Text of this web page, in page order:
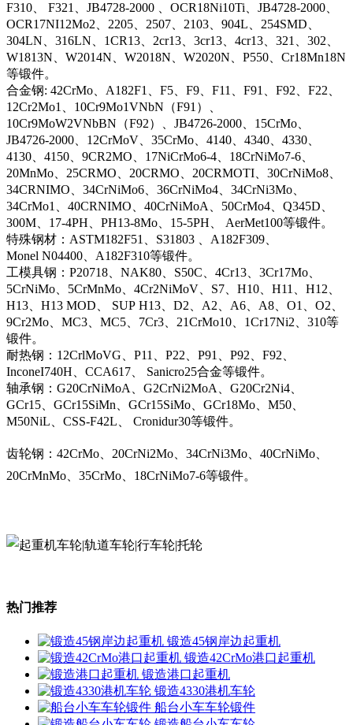
F310、 F321、JB4728-2000 、OCR18Ni10Ti、JB4728-2000、
OCR17NI12Mo2、2205、2507、2103、904L、254SMD、
304LN、316LN、1CR13、2cr13、3cr13、4cr13、321、302、
W1813N、W2014N、W2018N、W2020N、P550、Cr18Mn18N
等锻件。
合金钢: 42CrMo、A182F1、F5、F9、F11、F91、F92、F22、
12Cr2Mo1、10Cr9Mo1VNbN（F91）、
10Cr9MoW2VNbBN（F92）、JB4726-2000、15CrMo、
JB4726-2000、12CrMoV、35CrMo、4140、4340、4330、
4130、4150、9CR2MO、17NiCrMo6-4、18CrNiMo7-6、
20MnMo、25CRMO、20CRMO、20CRMOTI、30CrNiMo8、
34CRNIMO、34CrNiMo6、36CrNiMo4、34CrNi3Mo、
34CrMo1、40CRNIMO、40CrNiMoA、50CrMo4、Q345D、
300M、17-4PH、PH13-8Mo、15-5PH、 AerMet100等锻件。
特殊钢材：ASTM182F51、S31803 、A182F309、
Monel N04400、A182F310等锻件。
工模具钢：P20718、NAK80、S50C、4Cr13、3Cr17Mo、
5CrNiMo、5CrMnMo、4Cr2NiMoV、S7、H10、H11、H12、
H13、H13 MOD、 SUP H13、D2、A2、A6、A8、O1、O2、
9Cr2Mo、MC3、MC5、7Cr3、21CrMo10、1Cr17Ni2、310等
锻件。
耐热钢：12CrlMoVG、P11、P22、P91、P92、F92、
InconeI740H、CCA617、 Sanicro25合金等锻件。
轴承钢：G20CrNiMoA、G2CrNi2MoA、G20Cr2Ni4、
GCr15、GCr15SiMn、GCr15SiMo、GCr18Mo、M50、
M50NiL、CSS-F42L、 Cronidur30等锻件。
齿轮钢：42CrMo、20CrNi2Mo、34CrNi3Mo、40CrNiMo、
20CrMnMo、35CrMo、18CrNiMo7-6等锻件。
热门推荐
锻造45钢岸边起重机
锻造42CrMo港口起重机
锻造港口起重机
锻造4330港机车轮
船台小车车轮锻件